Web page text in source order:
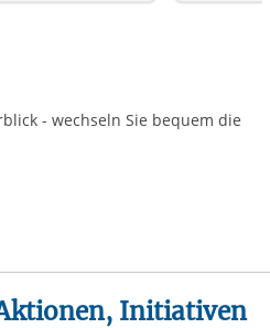
- wechseln Sie bequem die
Initiativen